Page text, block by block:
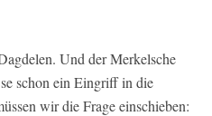
Und der Merkelsche
schon ein Eingriff in die
wir die Frage einschieben: